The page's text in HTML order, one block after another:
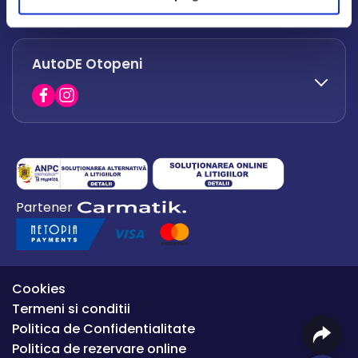
office.afumati@autode.ro
0730 063 852
0730 063 851
AutoDE Otopeni
0754 649 360
office.premium@autode.ro
Partener
Cookies
Termeni si conditii
Politica de Confidentialitate
Politica de rezervare online